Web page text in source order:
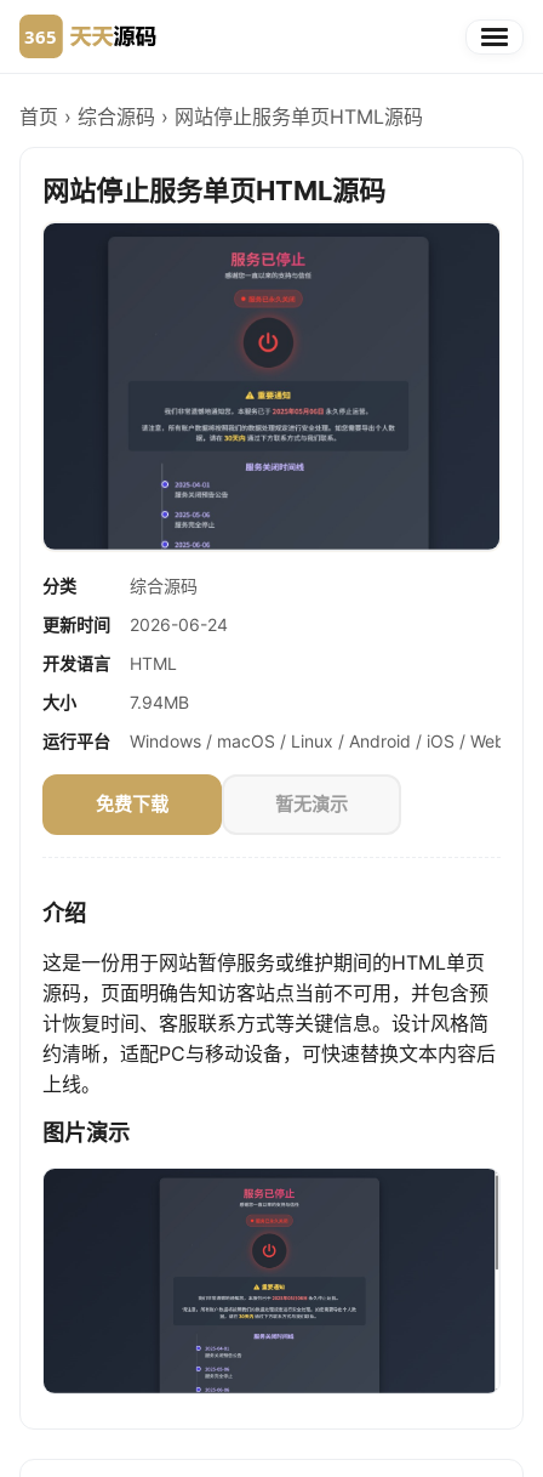
首页 › 综合源码 › 网站停止服务单页HTML源码
网站停止服务单页HTML源码
分类
综合源码
更新时间
2026-06-24
开发语言
HTML
大小
7.94MB
运行平台
Windows / macOS / Linux / Android / iOS / Web
免费下载 暂无演示
介绍
这是一份用于网站暂停服务或维护期间的HTML单页
源码，页面明确告知访客站点当前不可用，并包含预
计恢复时间、客服联系方式等关键信息。设计风格简
约清晰，适配PC与移动设备，可快速替换文本内容后
上线。
图片演示